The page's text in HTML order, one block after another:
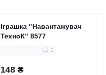
Іграшка "Навантажувач
ТехноК" 8577
1
148 ₴